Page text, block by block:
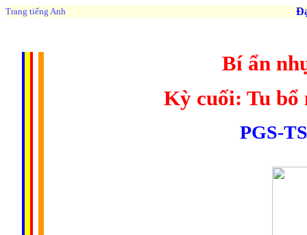
Trang tiếng Anh
Bí ẩn
Kỳ cuối: Tu bổ
PGS-